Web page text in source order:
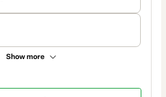
Show more